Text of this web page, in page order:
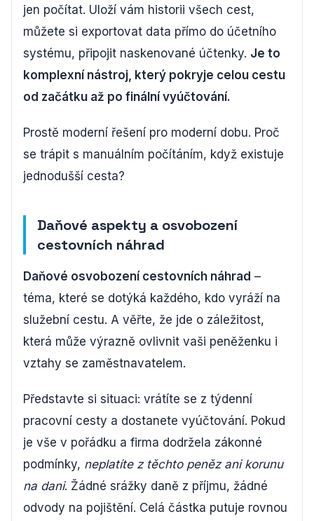
jen počítat. Uloží vám historii všech cest,
můžete si exportovat data přímo do účetního
systému, připojit naskenované účtenky. Je to
komplexní nástroj, který pokryje celou cestu
od začátku až po finální vyúčtování.
Prostě moderní řešení pro moderní dobu. Proč
se trápit s manuálním počítáním, když existuje
jednodušší cesta?
Daňové aspekty a osvobození
cestovních náhrad
Daňové osvobození cestovních náhrad –
téma, které se dotýká každého, kdo vyráží na
služební cestu. A věřte, že jde o záležitost,
která může výrazně ovlivnit vaši peněženku i
vztahy se zaměstnavatelem.
Představte si situaci: vrátíte se z týdenní
pracovní cesty a dostanete vyúčtování. Pokud
je vše v pořádku a firma dodržela zákonné
podmínky, neplatíte z těchto peněz ani korunu
na dani. Žádné srážky daně z příjmu, žádné
odvody na pojištění. Celá částka putuje rovnou